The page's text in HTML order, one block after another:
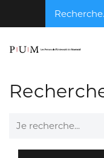
Je recherche...